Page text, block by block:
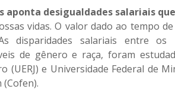
aponta desigualdades salariais
vidas. O valor dado ao tempo
disparidades salariais entre os
de gênero e raça, foram
(UERJ) e Universidade Federal de
(Cofen).